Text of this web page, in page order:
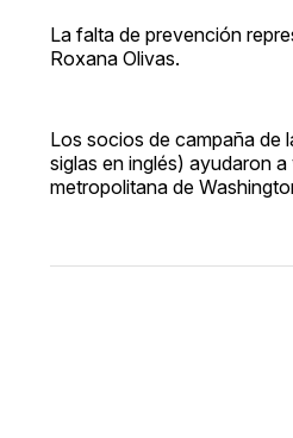
La falta de prevención
Roxana Olivas.
Los socios de campaña de
siglas en inglés) ayudaron
metropolitana de